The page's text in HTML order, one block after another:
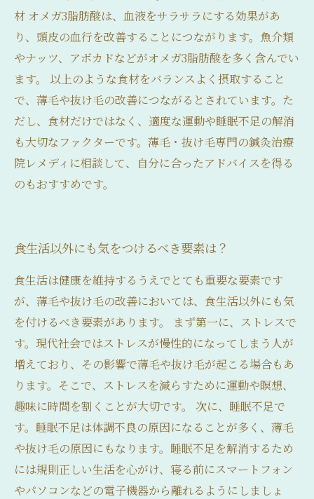
材 オメガ3脂肪酸は、血液をサラサラにする効果があ
り、頭皮の血行を改善することにつながります。魚介類
やナッツ、アボカドなどがオメガ3脂肪酸を多く含んでい
ます。 以上のような食材をバランスよく摂取すること
で、薄毛や抜け毛の改善につながるとされています。た
だし、食材だけではなく、適度な運動や睡眠不足の解消
も大切なファクターです。薄毛・抜け毛専門の鍼灸治療
院レメディに相談して、自分に合ったアドバイスを得る
のもおすすめです。
食生活以外にも気をつけるべき要素は？
食生活は健康を維持するうえでとても重要な要素です
が、薄毛や抜け毛の改善においては、食生活以外にも気
を付けるべき要素があります。 まず第一に、ストレスで
す。現代社会ではストレスが慢性的になってしまう人が
増えており、その影響で薄毛や抜け毛が起こる場合もあ
ります。そこで、ストレスを減らすために運動や瞑想、
趣味に時間を割くことが大切です。 次に、睡眠不足で
す。睡眠不足は体調不良の原因になることが多く、薄毛
や抜け毛の原因にもなります。睡眠不足を解消するため
には規則正しい生活を心がけ、寝る前にスマートフォン
やパソコンなどの電子機器から離れるようにしましょ